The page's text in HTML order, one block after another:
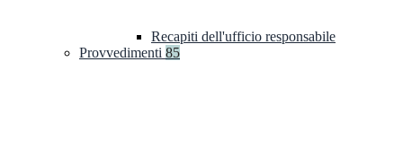
Recapiti dell'ufficio responsabile
Provvedimenti 85